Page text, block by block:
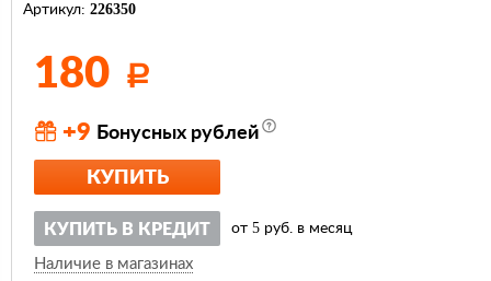
Артикул: 226350
180 Р
+9 Бонусных рублей
КУПИТЬ
КУПИТЬ В КРЕДИТ от 5 руб. в месяц
Наличие в магазинах